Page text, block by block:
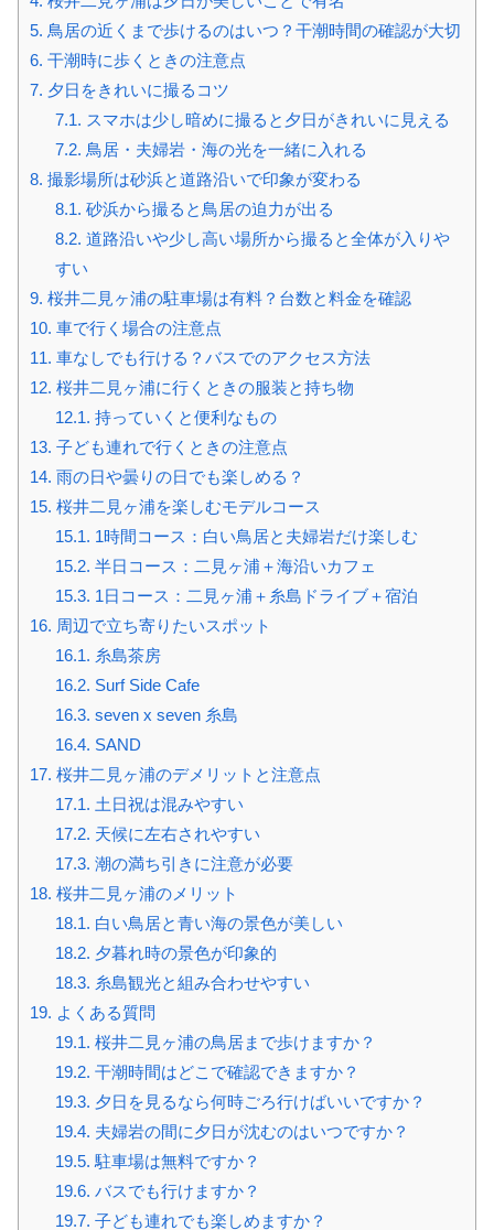
5. 鳥居の近くまで歩けるのはいつ？干潮時間の確認が大切
6. 干潮時に歩くときの注意点
7. 夕日をきれいに撮るコツ
7.1. スマホは少し暗めに撮ると夕日がきれいに見える
7.2. 鳥居・夫婦岩・海の光を一緒に入れる
8. 撮影場所は砂浜と道路沿いで印象が変わる
8.1. 砂浜から撮ると鳥居の迫力が出る
8.2. 道路沿いや少し高い場所から撮ると全体が入りや
すい
9. 桜井二見ヶ浦の駐車場は有料？台数と料金を確認
10. 車で行く場合の注意点
11. 車なしでも行ける？バスでのアクセス方法
12. 桜井二見ヶ浦に行くときの服装と持ち物
12.1. 持っていくと便利なもの
13. 子ども連れで行くときの注意点
14. 雨の日や曇りの日でも楽しめる？
15. 桜井二見ヶ浦を楽しむモデルコース
15.1. 1時間コース：白い鳥居と夫婦岩だけ楽しむ
15.2. 半日コース：二見ヶ浦＋海沿いカフェ
15.3. 1日コース：二見ヶ浦＋糸島ドライブ＋宿泊
16. 周辺で立ち寄りたいスポット
16.1. 糸島茶房
16.2. Surf Side Cafe
16.3. seven x seven 糸島
16.4. SAND
17. 桜井二見ヶ浦のデメリットと注意点
17.1. 土日祝は混みやすい
17.2. 天候に左右されやすい
17.3. 潮の満ち引きに注意が必要
18. 桜井二見ヶ浦のメリット
18.1. 白い鳥居と青い海の景色が美しい
18.2. 夕暮れ時の景色が印象的
18.3. 糸島観光と組み合わせやすい
19. よくある質問
19.1. 桜井二見ヶ浦の鳥居まで歩けますか？
19.2. 干潮時間はどこで確認できますか？
19.3. 夕日を見るなら何時ごろ行けばいいですか？
19.4. 夫婦岩の間に夕日が沈むのはいつですか？
19.5. 駐車場は無料ですか？
19.6. バスでも行けますか？
19.7. 子ども連れでも楽しめますか？